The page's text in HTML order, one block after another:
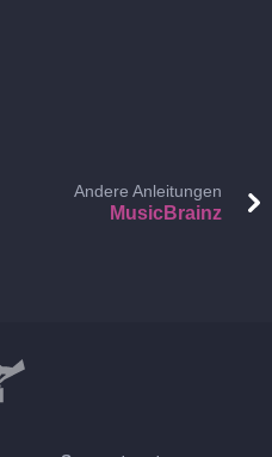
Andere Anleitungen
MusicBrainz